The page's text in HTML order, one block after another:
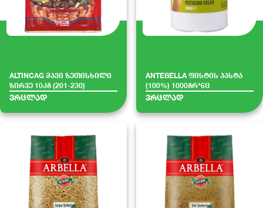
ALTINCAG შავი ზეთისხილი
ზირვე 10კგ (201-230)
ვრცლად
ANTEBELLA ფისტის პასტა
(100%) 1000გრ*6ც
ვრცლად